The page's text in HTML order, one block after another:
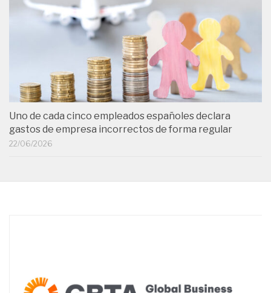
Uno de cada cinco empleados españoles declara
gastos de empresa incorrectos de forma regular
22/06/2026